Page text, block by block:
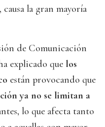
, causa la gran mayoría
de Comunicación
explicado que los
están provocando que
ya no se limitan a
lo que afecta tanto